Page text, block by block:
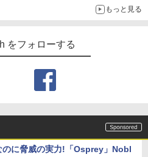
もっと見る
をフォローする
のに脅威の実力!「Osprey」Nobl